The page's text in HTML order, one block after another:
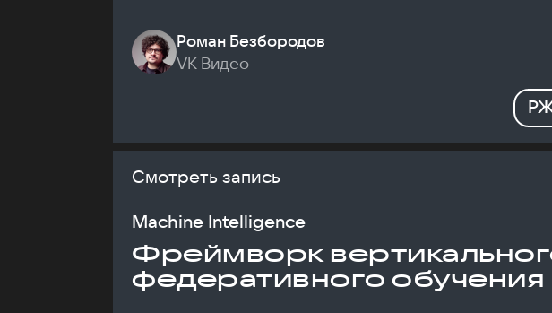
Роман Безбородов
VK Видео
Смотреть запись
Machine Intelligence
Фреймворк
федеративного обучения